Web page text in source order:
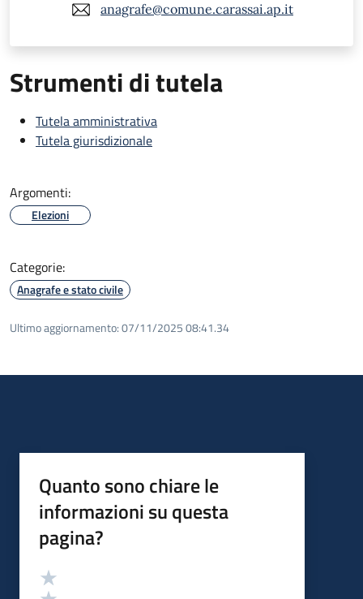
anagrafe@comune.carassai.ap.it
Strumenti di tutela
Tutela amministrativa
Tutela giurisdizionale
Argomenti:
Elezioni
Categorie:
Anagrafe e stato civile
Ultimo aggiornamento:07/11/2025 08:41.34
Quanto sono chiare le
informazioni su questa
pagina?
Valutazione